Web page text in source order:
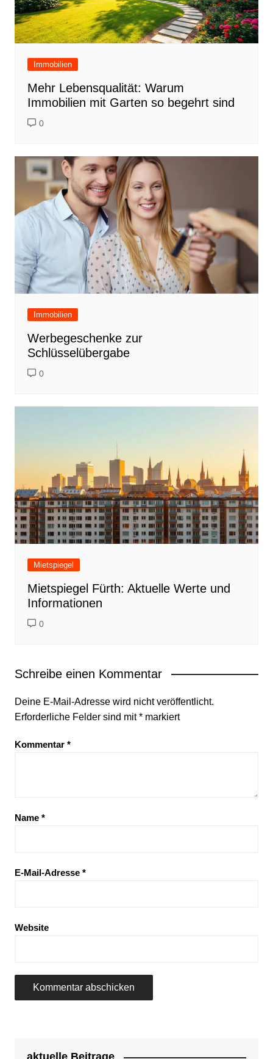
Immobilien
Mehr Lebensqualität: Warum
Immobilien mit Garten so begehrt sind
0
Immobilien
Werbegeschenke zur
Schlüsselübergabe
0
Mietspiegel
Mietspiegel Fürth: Aktuelle Werte und
Informationen
0
Schreibe einen Kommentar
Deine E-Mail-Adresse wird nicht veröffentlicht.
Erforderliche Felder sind mit*markiert
Kommentar *
Name *
E-Mail-Adresse *
Website